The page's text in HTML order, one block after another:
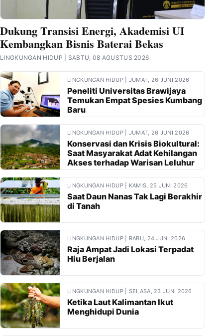
Dukung Transisi Energi, Akademisi UI
Kembangkan Bisnis Baterai Bekas
LINGKUNGAN HIDUP | SABTU, 08 AGUSTUS 2026
LINGKUNGAN HIDUP | JUMAT, 26 JUNI 2026
Peneliti Universitas Brawijaya
Temukan Empat Spesies Kumbang
Baru
LINGKUNGAN HIDUP | JUMAT, 26 JUNI 2026
Konservasi dan Krisis Biokultural:
Saat Masyarakat Adat Kehilangan
Akses terhadap Warisan Leluhur
LINGKUNGAN HIDUP | KAMIS, 25 JUNI 2026
Saat Daun Nanas Tak Lagi Berakhir
di Tanah
LINGKUNGAN HIDUP | RABU, 24 JUNI 2026
Raja Ampat Jadi Lokasi Terpadat
Hiu Berjalan
LINGKUNGAN HIDUP | SELASA, 23 JUNI 2026
Ketika Laut Kalimantan Ikut
Menghidupi Dunia